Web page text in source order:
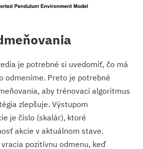
je potrebné si uvedomiť, čo má
odmeníme. Preto je potrebné
aby trénovací algoritmus
zlepšuje. Výstupom
je číslo (skalár), ktoré
akcie v aktuálnom stave.
pozitívnu odmenu, keď